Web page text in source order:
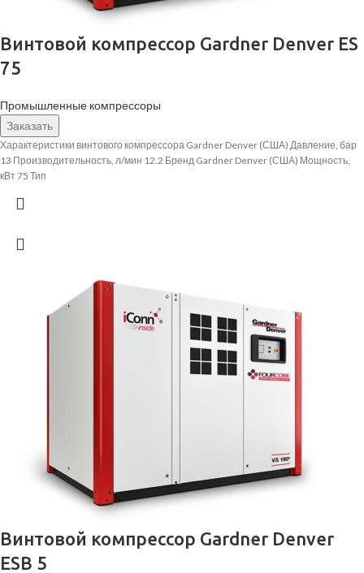
Винтовой компрессор Gardner Denver ES
75
Промышленные компрессоры
Заказать
Характеристики винтового компрессора Gardner Denver (США) Давление, бар
13 Производительность, л/мин 12.2 Бренд Gardner Denver (США) Мощность,
кВт 75 Тип
Винтовой компрессор Gardner Denver
ESB 5